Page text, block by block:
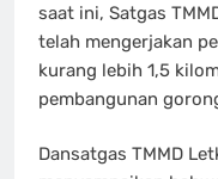
saat ini, Satgas
telah mengerjakan
kurang lebih 1,5
pembangunan
Dansatgas TMMD